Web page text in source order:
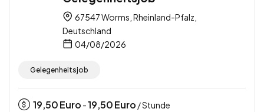
67547 Worms, Rheinland-Pfalz,
Deutschland
04/08/2026
Gelegenheitsjob
19,50Euro -19,50Euro / Stunde